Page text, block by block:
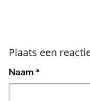
Plaats een
Naam *